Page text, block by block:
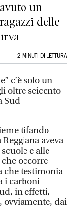
un
delle
2 MINUTI DI LETTURA
c’è solo un
oltre seicento
Sud
tifando
aveva
e alle
occorre
che testimonia
i carboni
in effetti,
ovviamente, dai